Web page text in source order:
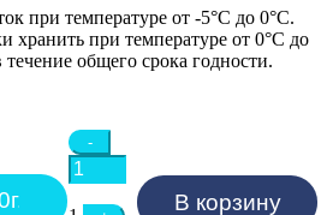
при температуре от -5°C до 0°C.
хранить при температуре от 0°C до
течение общего срока годности.
Quantity
-
В корзину